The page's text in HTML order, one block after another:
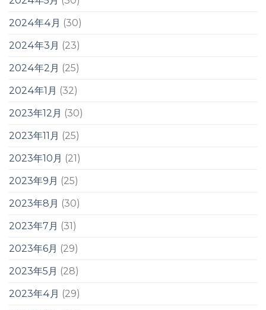
2024年4月 (30)
2024年3月 (23)
2024年2月 (25)
2024年1月 (32)
2023年12月 (30)
2023年11月 (25)
2023年10月 (21)
2023年9月 (25)
2023年8月 (30)
2023年7月 (31)
2023年6月 (29)
2023年5月 (28)
2023年4月 (29)